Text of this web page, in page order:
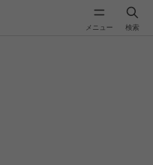
メニュー 検索